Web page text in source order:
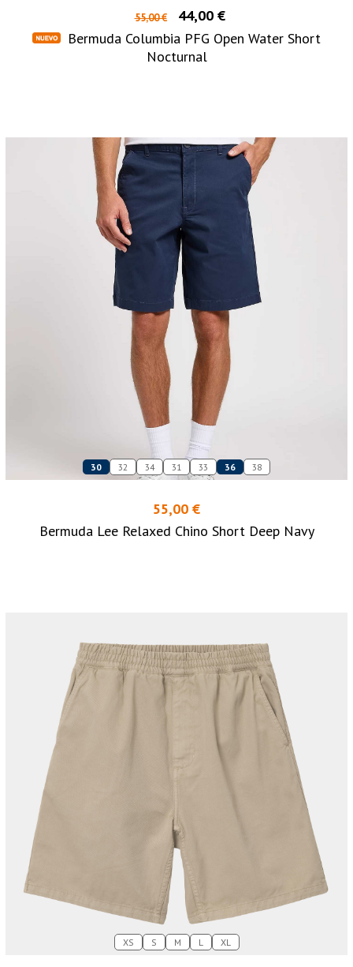
55,00 €
44,00 €
Bermuda Columbia PFG Open Water Short
Nocturnal
30 32 34 31 33 36 38
55,00 €
Bermuda Lee Relaxed Chino Short Deep Navy
XS S M L XL